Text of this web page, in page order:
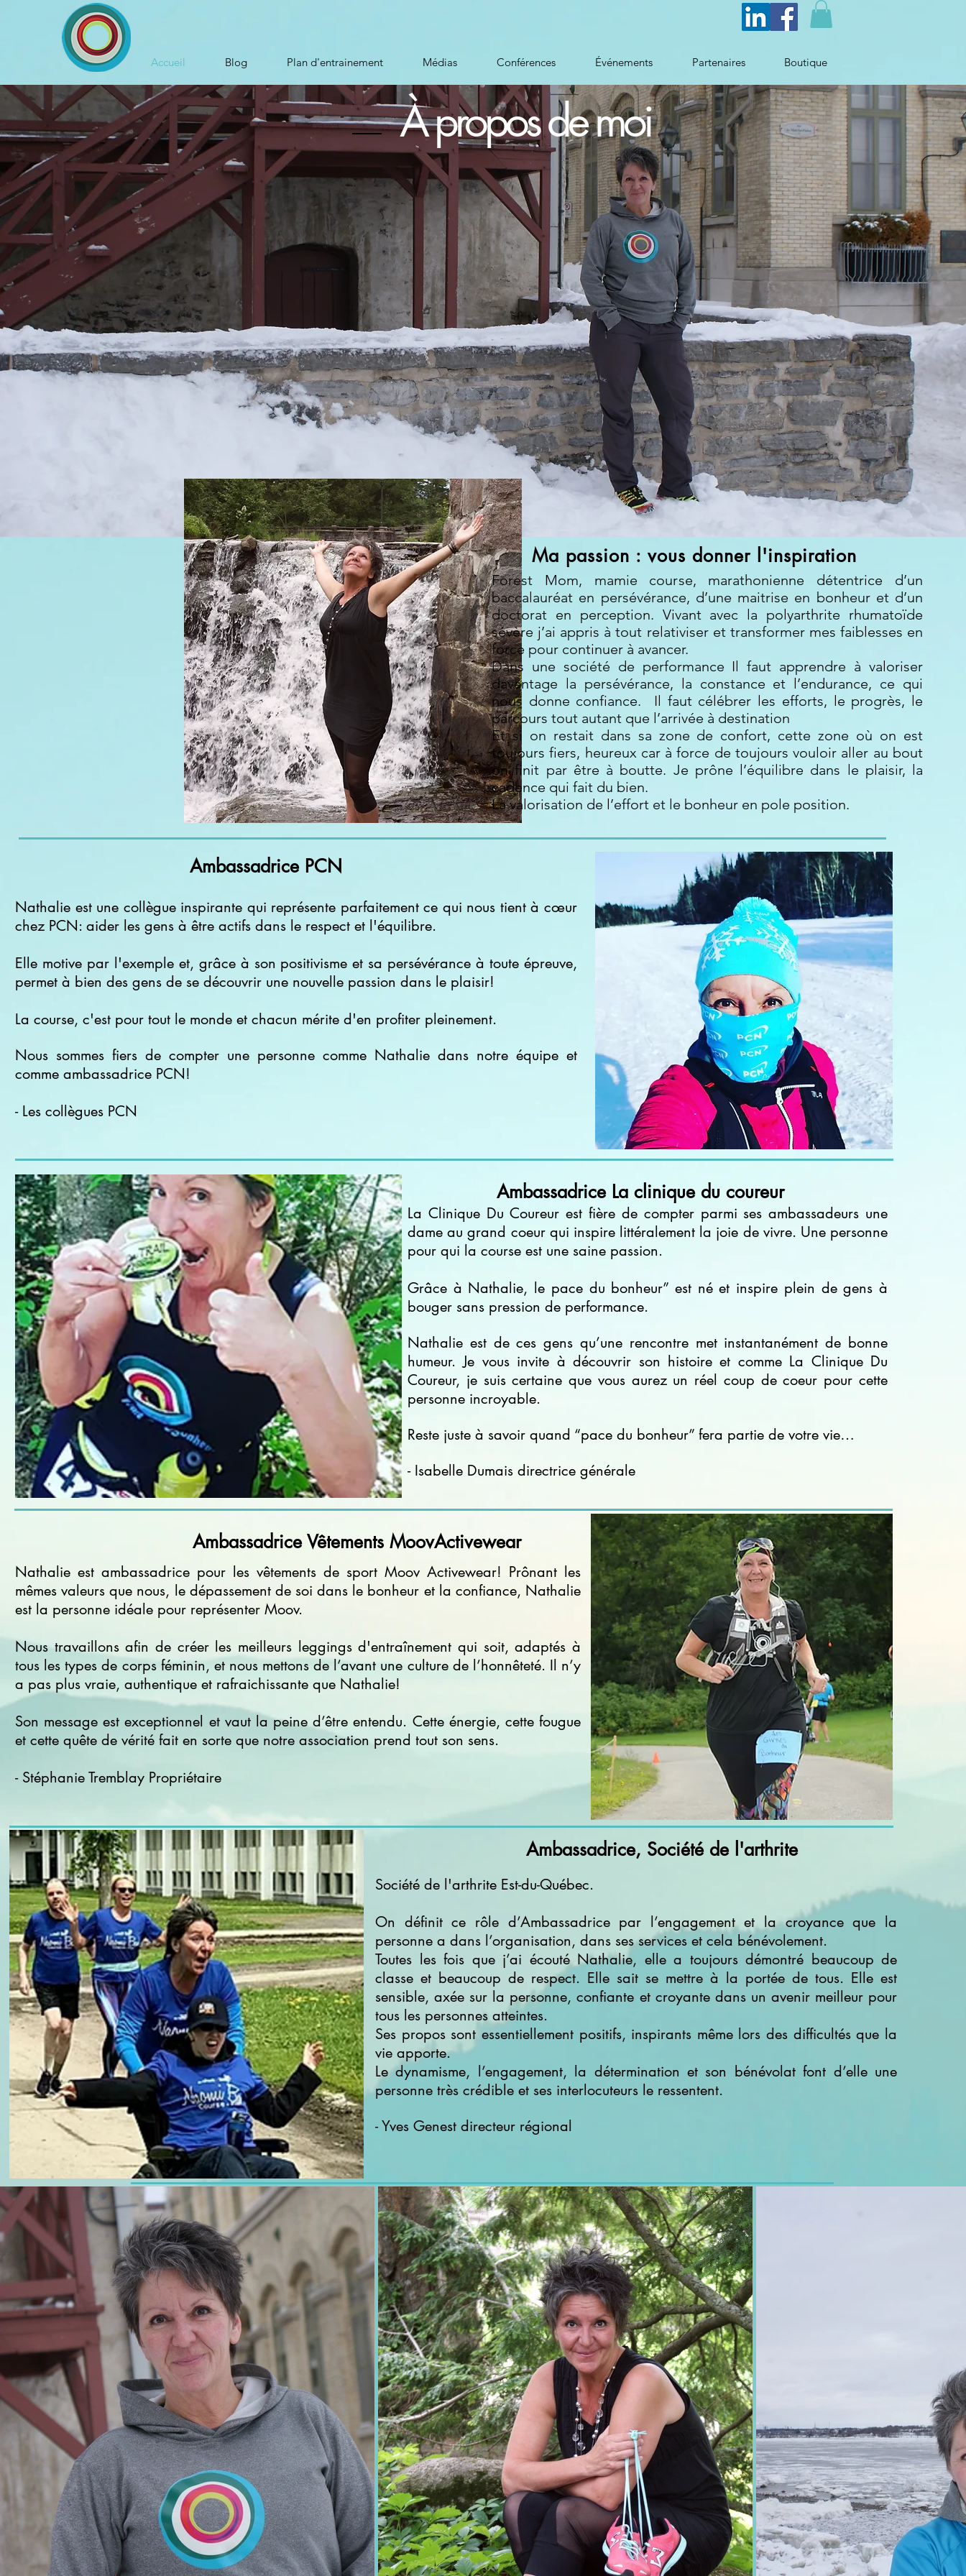
Accueil Blog Plan d'entrainement Médias Conférences Événements Partenaires Boutique
À propos de moi
Ma passion : vous donner l'inspiration
Forest Mom, mamie course, marathonienne détentrice d’un
baccalauréat en persévérance, d’une maitrise en bonheur et d’un
doctorat en perception. Vivant avec la polyarthrite rhumatoïde
sévère j’ai appris à tout relativiser et transformer mes faiblesses en
force pour continuer à avancer.
Dans une société de performance Il faut apprendre à valoriser
davantage la persévérance, la constance et l’endurance, ce qui
nous donne confiance. Il faut célébrer les efforts, le progrès, le
parcours tout autant que l’arrivée à destination
Et si on restait dans sa zone de confort, cette zone où on est
toujours fiers, heureux car à force de toujours vouloir aller au bout
on finit par être à boutte. Je prône l’équilibre dans le plaisir, la
cadence qui fait du bien.
La valorisation de l’effort et le bonheur en pole position.
Ambassadrice PCN
Nathalie est une collègue inspirante qui représente parfaitement ce qui nous tient à cœur
chez PCN: aider les gens à être actifs dans le respect et l'équilibre.
Elle motive par l'exemple et, grâce à son positivisme et sa persévérance à toute épreuve,
permet à bien des gens de se découvrir une nouvelle passion dans le plaisir!
La course, c'est pour tout le monde et chacun mérite d'en profiter pleinement.
Nous sommes fiers de compter une personne comme Nathalie dans notre équipe et
comme ambassadrice PCN!
- Les collègues PCN
Ambassadrice La clinique du coureur
La Clinique Du Coureur est fière de compter parmi ses ambassadeurs une
dame au grand coeur qui inspire littéralement la joie de vivre. Une personne
pour qui la course est une saine passion.
Grâce à Nathalie, le pace du bonheur” est né et inspire plein de gens à
bouger sans pression de performance.
Nathalie est de ces gens qu’une rencontre met instantanément de bonne
humeur. Je vous invite à découvrir son histoire et comme La Clinique Du
Coureur, je suis certaine que vous aurez un réel coup de coeur pour cette
personne incroyable.
Reste juste à savoir quand “pace du bonheur” fera partie de votre vie…
- Isabelle Dumais directrice générale
Ambassadrice Vêtements MoovActivewear
Nathalie est ambassadrice pour les vêtements de sport Moov Activewear! Prônant les
mêmes valeurs que nous, le dépassement de soi dans le bonheur et la confiance, Nathalie
est la personne idéale pour représenter Moov.
Nous travaillons afin de créer les meilleurs leggings d'entraînement qui soit, adaptés à
tous les types de corps féminin, et nous mettons de l’avant une culture de l’honnêteté. Il n’y
a pas plus vraie, authentique et rafraichissante que Nathalie!
Son message est exceptionnel et vaut la peine d’être entendu. Cette énergie, cette fougue
et cette quête de vérité fait en sorte que notre association prend tout son sens.
- Stéphanie Tremblay Propriétaire
Ambassadrice, Société de l'arthrite
Société de l'arthrite Est-du-Québec.
On définit ce rôle d’Ambassadrice par l’engagement et la croyance que la
personne a dans l’organisation, dans ses services et cela bénévolement.
Toutes les fois que j’ai écouté Nathalie, elle a toujours démontré beaucoup de
classe et beaucoup de respect. Elle sait se mettre à la portée de tous. Elle est
sensible, axée sur la personne, confiante et croyante dans un avenir meilleur pour
tous les personnes atteintes.
Ses propos sont essentiellement positifs, inspirants même lors des difficultés que la
vie apporte.
Le dynamisme, l’engagement, la détermination et son bénévolat font d’elle une
personne très crédible et ses interlocuteurs le ressentent.
- Yves Genest directeur régional